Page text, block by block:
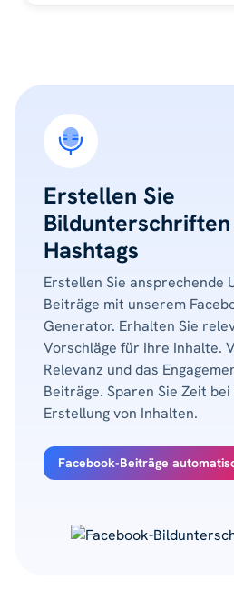
Erstellen Sie
Bildunterschriften
Hashtags
Erstellen Sie ansprechende
Beiträge mit unserem
Generator. Erhalten Sie
Vorschläge für Ihre Inhalte.
Relevanz und das
Beiträge. Sparen Sie Zeit
Erstellung von Inhalten.
Facebook-Beiträge